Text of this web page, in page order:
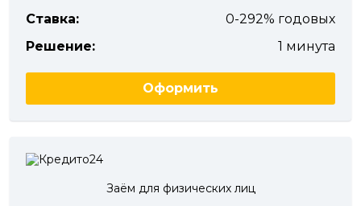
Ставка:
0-292% годовых
Решение:
1 минута
Оформить
Заём для физических лиц